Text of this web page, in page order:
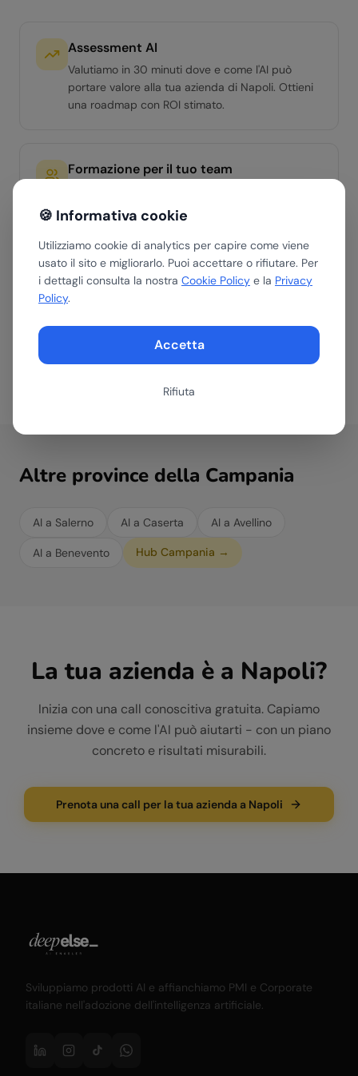
🍪 Informativa cookie
Utilizziamo cookie di analytics per capire come viene
usato il sito e migliorarlo. Puoi accettare o rifiutare. Per
i dettagli consulta la nostra Cookie Policy e la Privacy
Policy.
Accetta
Rifiuta
Assessment AI
Valutiamo in 30 minuti dove e come l'AI può
portare valore alla tua azienda di Napoli. Ottieni
una roadmap con ROI stimato.
Formazione per il tuo team
Dall'AI Literacy di base ai percorsi avanzati per
manager e team operativi.
Soluzioni AI custom
per i processi specifici di ogni azienda di Napoli,
indipendentemente dal settore in cui opera.
Altre province della Campania
AI a Salerno AI a Caserta AI a Avellino
AI a Benevento Hub Campania →
La tua azienda è a Napoli?
Inizia con una call conoscitiva gratuita. Capiamo
insieme dove e come l'AI può aiutarti - con un piano
concreto e risultati misurabili.
Prenota una call per la tua azienda a Napoli
Sviluppiamo prodotti AI e affianchiamo PMI e Corporate
italiane nell'adozione dell'intelligenza artificiale.